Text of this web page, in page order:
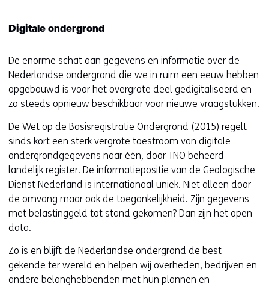
Digitale ondergrond
De enorme schat aan gegevens en informatie over de
Nederlandse ondergrond die we in ruim een eeuw hebben
opgebouwd is voor het overgrote deel gedigitaliseerd en
zo steeds opnieuw beschikbaar voor nieuwe vraagstukken.
De Wet op de Basisregistratie Ondergrond (2015) regelt
sinds kort een sterk vergrote toestroom van digitale
ondergrondgegevens naar één, door TNO beheerd
landelijk register. De informatiepositie van de Geologische
Dienst Nederland is internationaal uniek. Niet alleen door
de omvang maar ook de toegankelijkheid. Zijn gegevens
met belastinggeld tot stand gekomen? Dan zijn het open
data.
Zo is en blijft de Nederlandse ondergrond de best
gekende ter wereld en helpen wij overheden, bedrijven en
andere belanghebbenden met hun plannen en